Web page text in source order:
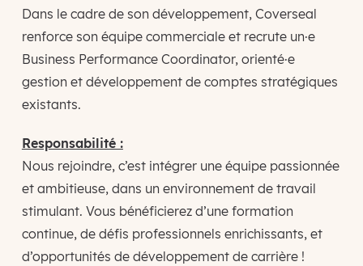
Dans le cadre de son développement, Coverseal
renforce son équipe commerciale et recrute un·e
Business Performance Coordinator, orienté·e
gestion et développement de comptes stratégiques
existants.
Responsabilité :
Nous rejoindre, c’est intégrer une équipe passionnée
et ambitieuse, dans un environnement de travail
stimulant. Vous bénéficierez d’une formation
continue, de défis professionnels enrichissants, et
d’opportunités de développement de carrière !